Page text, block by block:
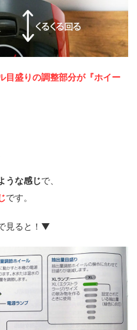
目盛りの調整部分が『ホイー
うな感じで、
です。
見ると！▼